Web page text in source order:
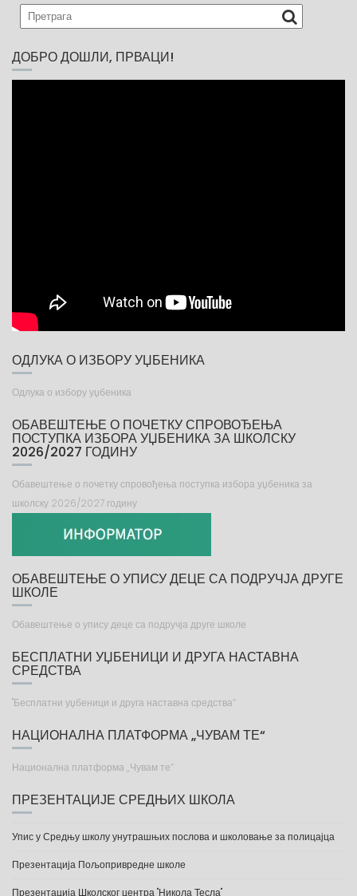
ДОБРО ДОШЛИ, ПРВАЦИ!
ОДЛУКА О ИЗБОРУ УЏБЕНИКА
Одлука о избору уџбеника
ОБАВЕШТЕЊЕ О ПОЧЕТКУ СПРОВОЂЕЊА
ПОСТУПКА ИЗБОРА УЏБЕНИКА ЗА ШКОЛСКУ
2026/2027 ГОДИНУ
Обавештење о почетку спровођења поступка избора уџбеника за
школску 2026/2027 годину
ОБАВЕШТЕЊЕ О УПИСУ ДЕЦЕ СА ПОДРУЧЈА ДРУГЕ
ШКОЛЕ
Обавештење о упису деце са подручја друге школе
БЕСПЛАТНИ УЏБЕНИЦИ И ДРУГА НАСТАВНА
СРЕДСТВА
"Бесплатни уџбеници и друга наставна средства“
НАЦИОНАЛНА ПЛАТФОРМА „ЧУВАМ ТЕ“
Национална платформа „Чувам те“
ПРЕЗЕНТАЦИЈЕ СРЕДЊИХ ШКОЛА
Упис у Средњу школу унутрашњих послова и школовање за полицајца
Презентација Пољопривредне школе
Презентација Школског центра "Никола Тесла"